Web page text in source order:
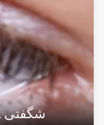
شگفتی 002 – شگفتی تغذیه چشم